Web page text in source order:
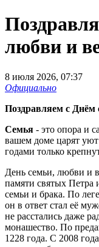
любви и
8 июля 2026, 07:37
Официально
Поздравляем с Днём
Семья - это опора и
вашем доме царят
годами только
День семьи, любви и
памяти святых
семьи и брака. По
он в ответ стал её
не расстались даже
монашество. По
1228 года. С 2008